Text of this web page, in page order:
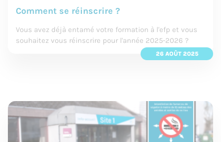
Comment se réinscrire ?
Vous avez déjà entamé votre formation à l'efp et vous
souhaitez vous réinscrire pour l'année 2025-2026 ?
26 AOÛT 2025